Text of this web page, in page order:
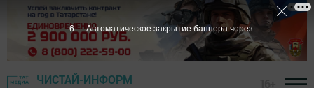
ЧИСТАЙ-ИНФОРМ
5 Автоматическое закрытие баннера через